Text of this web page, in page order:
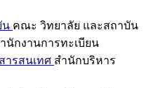
น คณะ วิทยาลัย และสถาบัน
นักงานการทะเบียน
ารสนเทศ สำนักบริหาร